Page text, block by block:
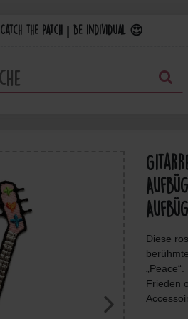
Catch the Patch | Be individual 😍
Diese
Frieden